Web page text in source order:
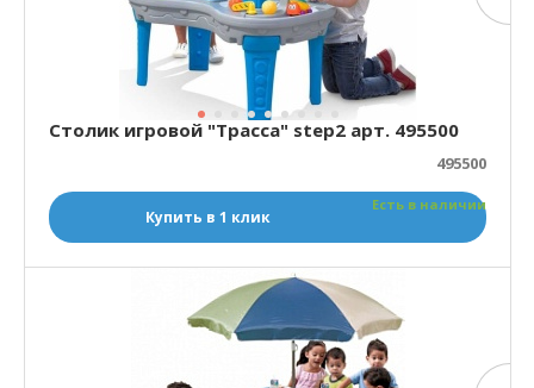
Столик игровой "Трасса" step2 арт. 495500
495500
Есть в наличии
Купить в 1 клик